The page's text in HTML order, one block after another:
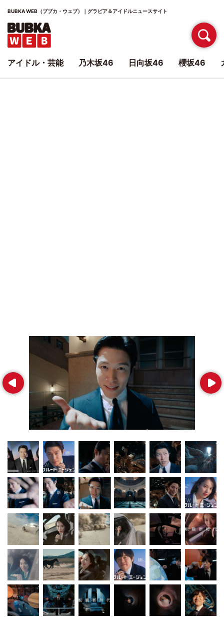
BUBKA WEB（ブブカ・ウェブ）｜グラビア＆アイドルニュースサイト
Prev Next
アイドル・芸能 乃木坂46 日向坂46 櫻坂46